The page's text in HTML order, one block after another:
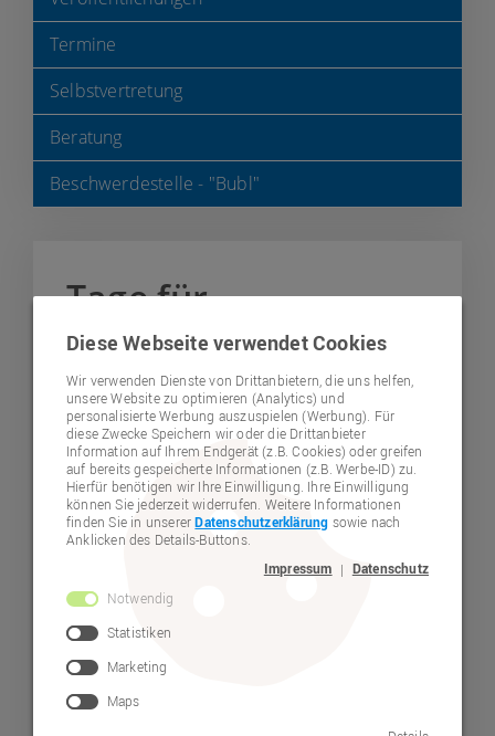
Termine
Selbstvertretung
Beratung
Beschwerdestelle - "Bubl"
Tage für
Geschwisterkinder
© Lebenshilfe Neumarkt e.V.
Gruppenfoto Geschwistertag 2025
27. Oktober 2025
Diese Webseite verwendet Cookies
Wir verwenden Dienste von Drittanbietern, die uns helfen,
unsere Website zu optimieren (Analytics) und
personalisierte Werbung auszuspielen (Werbung). Für
diese Zwecke Speichern wir oder die Drittanbieter
Information auf Ihrem Endgerät (z.B. Cookies) oder greifen
auf bereits gespeicherte Informationen (z.B. Werbe-ID) zu.
Hierfür benötigen wir Ihre Einwilligung. Ihre Einwilligung
können Sie jederzeit widerrufen. Weitere Informationen
finden Sie in unsererDatenschutzerklärung sowie nach
Anklicken des Details-Buttons.
Impressum | Datenschutz
Notwendig
Statistiken
Marketing
Maps